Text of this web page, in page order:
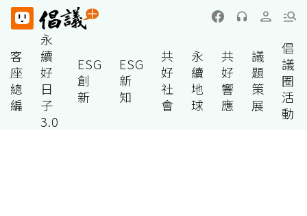
客
座
總
編
永
續
好
日
子
3.0
ESG
創
新
ESG
新
知
共
好
社
會
永
續
地
球
共
好
響
應
議
題
策
展
倡
議
圈
活
動